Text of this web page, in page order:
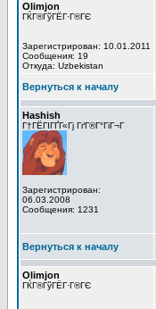
Olimjon
ГЌГ®ГўГЁГ·Г®ГЄ
Зарегистрирован: 10.01.2011
Сообщения: 19
Откуда: Uzbekistan
Вернуться к началу
Hashish
Г†ГЁГІГҐГ«Гј ГґГ®Г°ГіГ¬Г
Зарегистрирован:
06.03.2008
Сообщения: 1231
Вернуться к началу
Olimjon
ГЌГ®ГўГЁГ·Г®ГЄ